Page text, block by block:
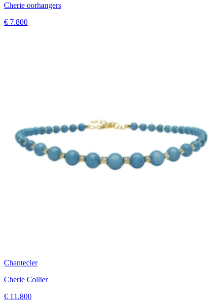
Cherie oorhangers
€ 7.800
Chantecler
Cherie Collier
€ 11.800